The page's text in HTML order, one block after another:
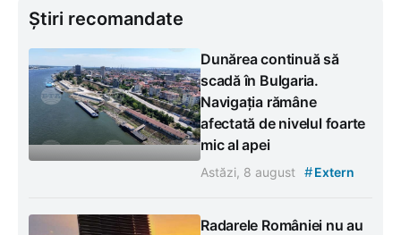
Știri recomandate
Dunărea continuă să
scadă în Bulgaria.
Navigația rămâne
afectată de nivelul foarte
mic al apei
Astăzi, 8 august #Extern
Radarele României nu au